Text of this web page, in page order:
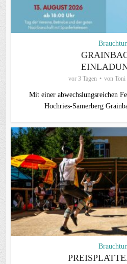
vor 3 Tagen von Toni
Mit einer abwechslungsreichen
Hochries-Samerberg